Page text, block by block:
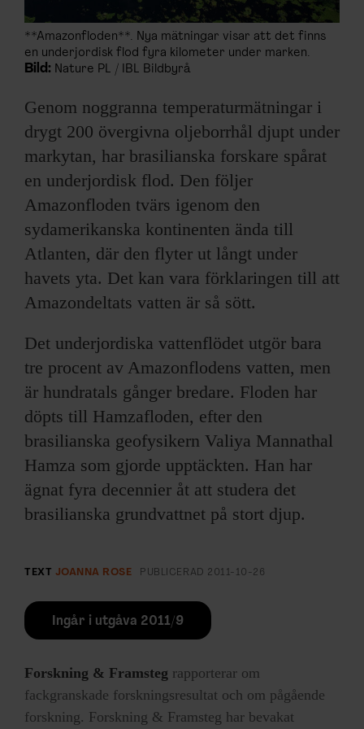
**Amazonfloden**. Nya mätningar visar att det finns
en underjordisk flod fyra kilometer under marken.
Bild: Nature PL / IBL Bildbyrå
Genom noggranna temperaturmätningar i
drygt 200 övergivna oljeborrhål djupt under
markytan, har brasilianska forskare spårat
en underjordisk flod. Den följer
Amazonfloden tvärs igenom den
sydamerikanska kontinenten ända till
Atlanten, där den flyter ut långt under
havets yta. Det kan vara förklaringen till att
Amazondeltats vatten är så sött.
Det underjordiska vattenflödet utgör bara
tre procent av Amazonflodens vatten, men
är hundratals gånger bredare. Floden har
döpts till Hamzafloden, efter den
brasilianska geofysikern Valiya Mannathal
Hamza som gjorde upptäckten. Han har
ägnat fyra decennier åt att studera det
brasilianska grundvattnet på stort djup.
TEXT JOANNA ROSE PUBLICERAD 2011-10-26
Ingår i utgåva 2011/9
Forskning & Framsteg rapporterar om
fackgranskade forskningsresultat och om pågående
forskning. Forskning & Framsteg har bevakat